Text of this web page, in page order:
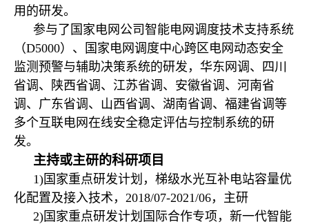
用的研发。
参与了国家电网公司智能电网调度技术支持系统
（D5000）、国家电网调度中心跨区电网动态安全
监测预警与辅助决策系统的研发，华东网调、四川
省调、陕西省调、江苏省调、安徽省调、河南省
调、广东省调、山西省调、湖南省调、福建省调等
多个互联电网在线安全稳定评估与控制系统的研
发。
主持或主研的科研项目
1)国家重点研发计划，梯级水光互补电站容量优
化配置及接入技术， 2018/07-2021/06，主研
2)国家重点研发计划国际合作专项，新一代智能